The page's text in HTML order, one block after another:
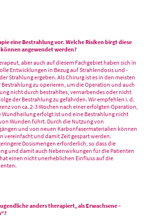
eine Bestrahlung vor. Welche Risiken birgt diese
angewendet werden?
aber auch auf diesem Fachgebiet haben sich in
Entwicklungen in Bezug auf Strahlendosis und -
Strahlung ergeben. Als Chirurg ist es in den meisten
zu operieren, um die Operation und auch
nicht durch bestrahltes, vernarbendes oder nicht
der Bestrahlung zu gefährden. Wir empfehlen i. d.
von ca. 2-3 Wochen nach einer erfolgten Operation,
Wundheilung erfolgt ist und eine Bestrahlung nicht
Wunden führt. Durch die Nutzung von
und von neuen Karbonfasermaterialien können
vereinfacht und damit Zeit gespart werden.
Dosismengen erforderlich, so dass die
und damit auch Nebenwirkungen für die Patienten
einen nicht unerheblichen Einfluss auf die
anders therapiert, als Erwachsene –